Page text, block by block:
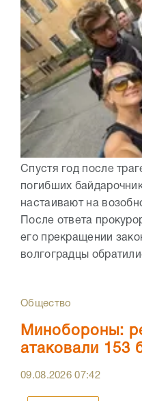
Спустя год после
погибших
настаивают на
После ответа
его прекращении
волгоградцы
Общество
Минобороны:
атаковали 153
09.08.202607:42